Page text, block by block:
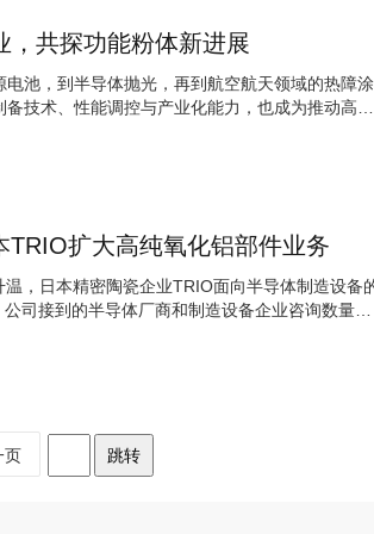
，共探功能粉体新进展
池，到半导体抛光，再到航空航天领域的热障涂
技术、性能调控与产业化能力，也成为推动高端
扩大高纯氧化铝部件业务
，日本精密陶瓷企业TRIO面向半导体制造设备
司接到的半导体厂商和制造设备企业咨询数量约
页 跳转